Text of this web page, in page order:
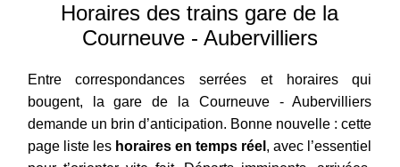
Horaires
Horaires des trains gare de la
Courneuve - Aubervilliers
Entre correspondances serrées et horaires qui
bougent, la gare de la Courneuve - Aubervilliers
demande un brin d’anticipation. Bonne nouvelle : cette
page liste les horaires en temps réel , avec l’essentiel